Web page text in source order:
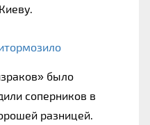
было
соперников в
разницей.